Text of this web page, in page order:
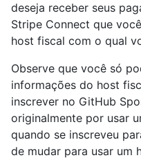
deseja receber seus
Stripe Connect que
host fiscal com o qual
Observe que você só
informações do host
inscrever no GitHub
originalmente por usar
quando se inscreveu
de mudar para usar um